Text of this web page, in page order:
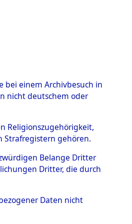
und
bei einem Archivbesuch in
nicht deutschem oder
Religionszugehörigkeit,
Strafregistern gehören.
Belange Dritter
Dritter, die durch
Daten nicht